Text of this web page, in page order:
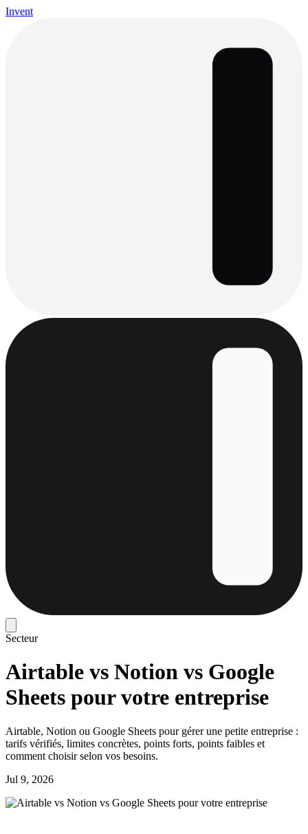
Invent
Secteur
Airtable vs Notion vs Google
Sheets pour votre entreprise
Airtable, Notion ou Google Sheets pour gérer une petite entreprise :
tarifs vérifiés, limites concrètes, points forts, points faibles et
comment choisir selon vos besoins.
Jul 9, 2026